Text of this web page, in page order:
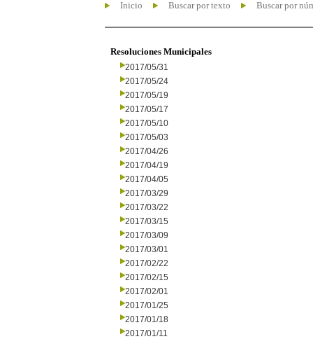
Inicio Buscar por texto Buscar por
Resoluciones Municipales
2017/05/31
2017/05/24
2017/05/19
2017/05/17
2017/05/10
2017/05/03
2017/04/26
2017/04/19
2017/04/05
2017/03/29
2017/03/22
2017/03/15
2017/03/09
2017/03/01
2017/02/22
2017/02/15
2017/02/01
2017/01/25
2017/01/18
2017/01/11